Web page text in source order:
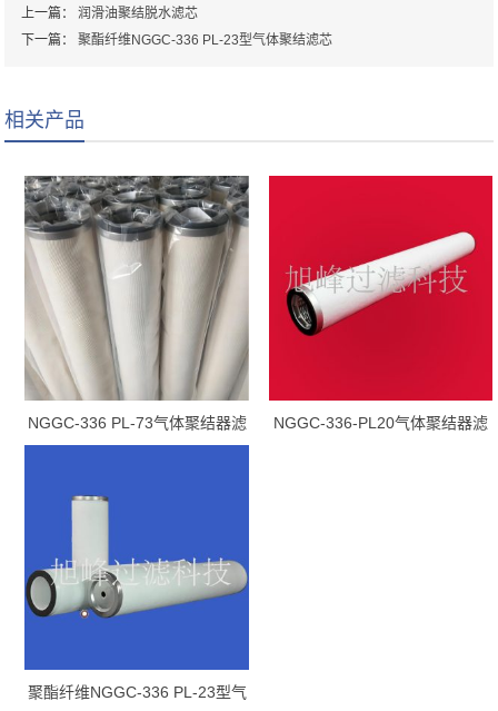
上一篇：润滑油聚结脱水滤芯
下一篇：聚酯纤维NGGC-336 PL-23型气体聚结滤芯
相关产品
NGGC-336 PL-73气体聚结器滤
芯
NGGC-336-PL20气体聚结器滤
聚酯纤维NGGC-336 PL-23型气